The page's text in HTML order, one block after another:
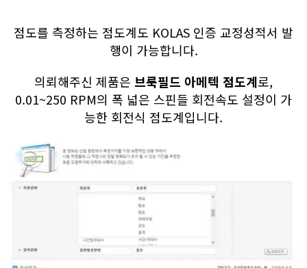
점도를 측정하는 점도계도 KOLAS 인증 교정성적서 발
행이 가능합니다.
의뢰해주신 제품은 브룩필드 아메텍 점도계로,
0.01~250 RPM의 폭 넓은 스핀들 회전속도 설정이 가
능한 회전식 점도계입니다.